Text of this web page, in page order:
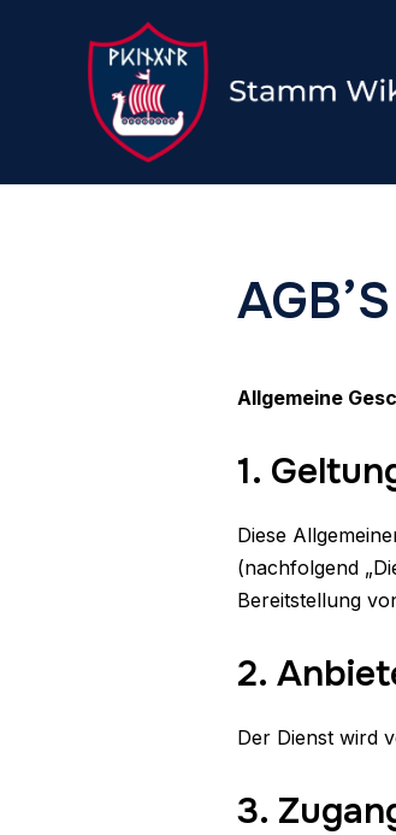
Allgemeine
1.
Diese
(nachfolgend
Bereitstellung
2.
Der Dienst wird
3.